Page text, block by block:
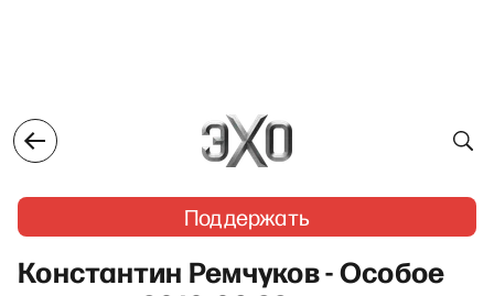
Поддержать
Константин Ремчуков - Особое